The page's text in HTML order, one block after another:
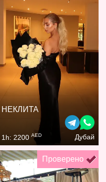
НЕКЛИТА
1h: 2200 AED Дубай
Проверено